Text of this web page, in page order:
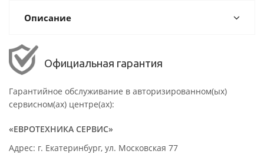
Описание
Официальная гарантия
Гарантийное обслуживание в авторизированном(ых)
сервисном(ах) центре(ах):
«ЕВРОТЕХНИКА СЕРВИС»
Адрес: г. Екатеринбург, ул. Московская 77